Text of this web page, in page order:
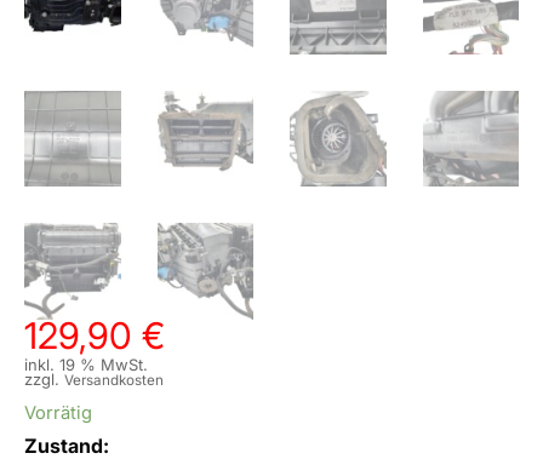
129,90 €
inkl. 19 % MwSt.
zzgl. Versandkosten
Vorrätig
Zustand: